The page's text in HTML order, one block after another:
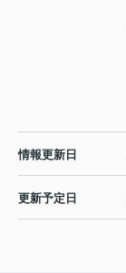
情報更新日
更新予定日